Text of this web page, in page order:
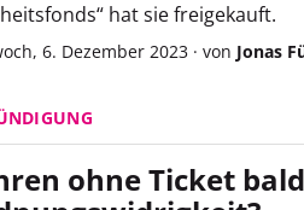
hat sie freigekauft.
6. Dezember 2023· von Jonas
ohne Ticket